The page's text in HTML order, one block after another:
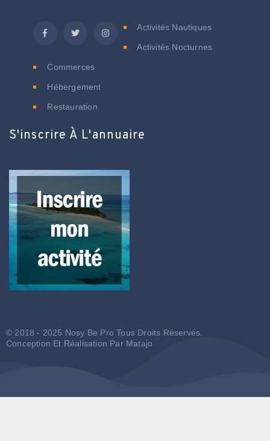
Activités Nautiques
Activités Nocturnes
Commerces
Hébergement
Restauration
S'inscrire À L'annuaire
© 2018 - 2025 Nosy Be Pro Tous Droits Réservés.
Conception Et Réalisation Par Matajo